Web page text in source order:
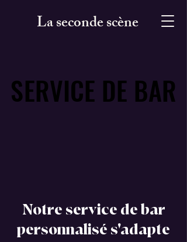
La seconde scène
SERVICE DE BAR
SERVICE DE BAR
Notre service de bar
personnalisé s'adapte